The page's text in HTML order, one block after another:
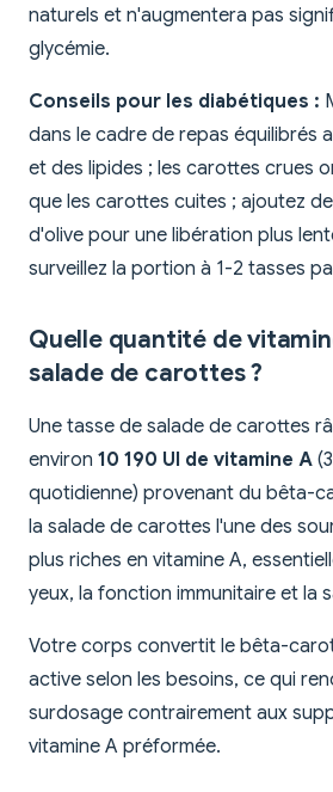
naturels et n'augmentera pas
glycémie.
Conseils pour les diabétiques :
dans le cadre de repas équilibrés
et des lipides ; les carottes crues
que les carottes cuites ; ajoutez
d'olive pour une libération plus
surveillez la portion à 1-2 tasses
Quelle quantité de
salade de carottes ?
Une tasse de salade de carottes
environ 10 190 UI de vitamine A
quotidienne) provenant du bêta-
la salade de carottes l'une des
plus riches en vitamine A,
yeux, la fonction immunitaire et la
Votre corps convertit le bêta-
active selon les besoins, ce qui
surdosage contrairement aux
vitamine A préformée.